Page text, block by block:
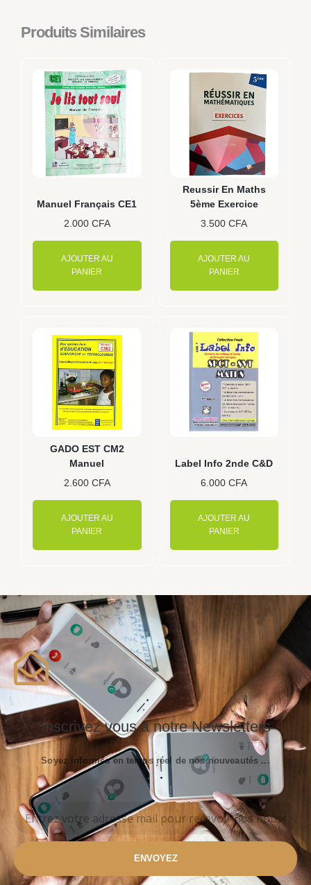
Produits Similaires
Manuel Français CE1
2.000 CFA
AJOUTER AU
PANIER
Reussir En Maths
5ème Exercice
3.500CFA
AJOUTER AU
PANIER
GADO EST CM2
Manuel
2.600 CFA
AJOUTER AU
PANIER
Label Info 2nde C&D
6.000CFA
AJOUTER AU
PANIER
Inscrivez vous à notre Newsletters
Soyez informés en temps réel de nos nouveautés ...
ENVOYEZ